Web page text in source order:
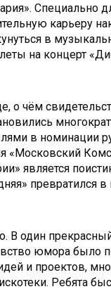
Специально
карьеру
в
на концерт
о чём
в номинации
«Московский
является
превратился
В один
юмора
и проектов,
Ребята